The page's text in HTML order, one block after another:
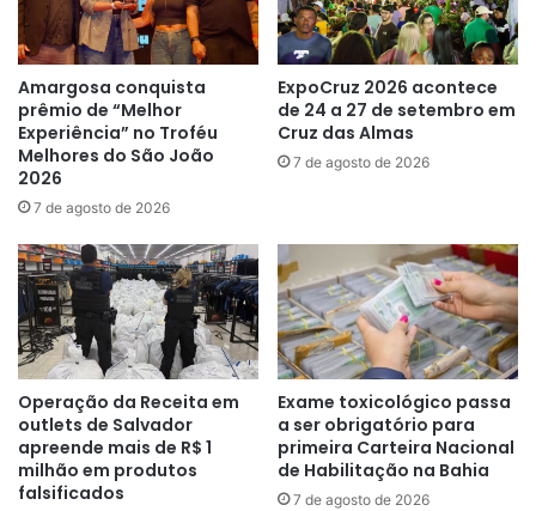
Amargosa conquista
prêmio de “Melhor
Experiência” no Troféu
Melhores do São João
2026
7 de agosto de 2026
ExpoCruz 2026 acontece
de 24 a 27 de setembro em
Cruz das Almas
7 de agosto de 2026
Operação da Receita em
outlets de Salvador
apreende mais de R$ 1
milhão em produtos
falsificados
Exame toxicológico passa
a ser obrigatório para
primeira Carteira Nacional
de Habilitação na Bahia
7 de agosto de 2026